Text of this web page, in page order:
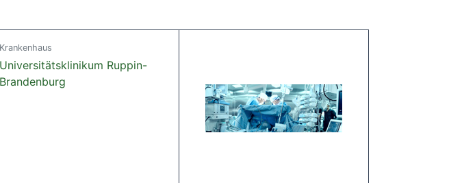
Krankenhaus
Universitätsklinikum Ruppin-
Brandenburg